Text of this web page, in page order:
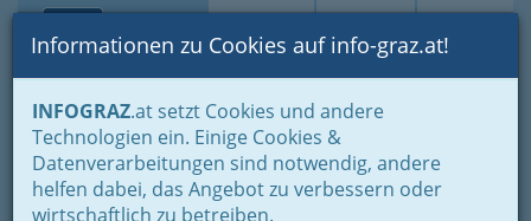
Suche Login Toggle
Informationen zu Cookies auf info-graz.at!
INFOGRAZ.at setzt Cookies und andere
Technologien ein. Einige Cookies &
Datenverarbeitungen sind notwendig, andere
helfen dabei, das Angebot zu verbessern oder
wirtschaftlich zu betreiben.
Home Branchen
Tourismus - Reisen - Ausflüge
Ausflüge nahe Graz - Sehenswürdigkeiten, Sport, Erlebnis
Steiermark
Ski u. Wintersport
Skigebiet Annerlbauer Lift -